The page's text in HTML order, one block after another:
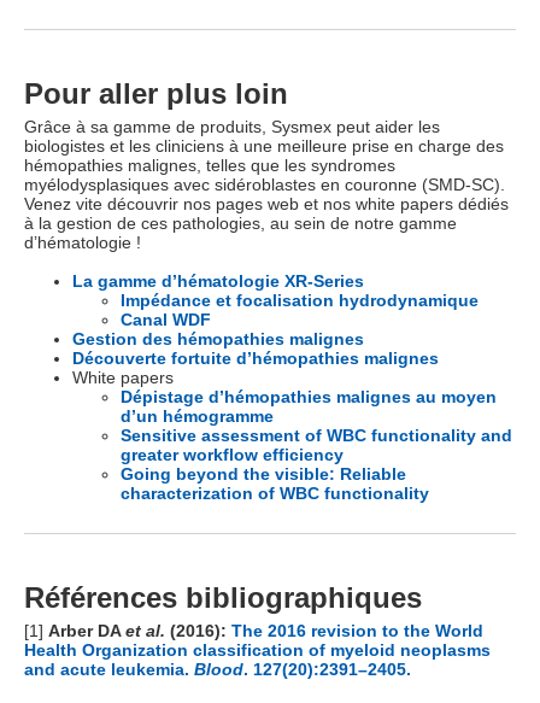
Pour aller plus loin
Grâce à sa gamme de produits, Sysmex peut aider les
biologistes et les cliniciens à une meilleure prise en charge des
hémopathies malignes, telles que les syndromes
myélodysplasiques avec sidéroblastes en couronne (SMD-SC).
Venez vite découvrir nos pages web et nos white papers dédiés
à la gestion de ces pathologies, au sein de notre gamme
d’hématologie !
La gamme d’hématologie XR-Series
Impédance et focalisation hydrodynamique
Canal WDF
Gestion des hémopathies malignes
Découverte fortuite d’hémopathies malignes
White papers
Dépistage d’hémopathies malignes au moyen
d’un hémogramme
Sensitive assessment of WBC functionality and
greater workflow efficiency
Going beyond the visible: Reliable
characterization of WBC functionality
Références bibliographiques
[1] Arber DAet al. (2016): The 2016 revision to the World
Health Organization classification of myeloid neoplasms
and acute leukemia. Blood. 127(20):2391–2405.